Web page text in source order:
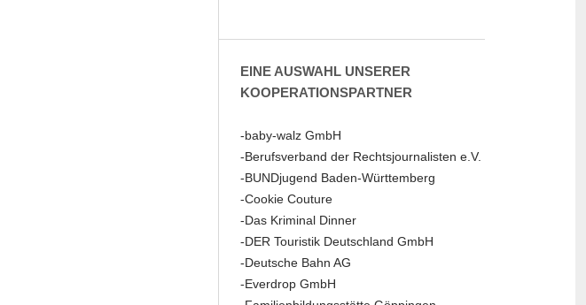
EINE AUSWAHL UNSERER
KOOPERATIONSPARTNER
-baby-walz GmbH
-Berufsverband der Rechtsjournalisten e.V.
-BUNDjugend Baden-Württemberg
-Cookie Couture
-Das Kriminal Dinner
-DER Touristik Deutschland GmbH
-Deutsche Bahn AG
-Everdrop GmbH